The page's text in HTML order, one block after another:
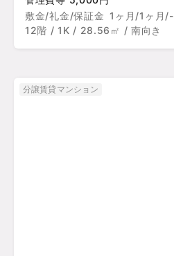
敷金/礼金/保証金 1ヶ月/1ヶ月/-
12階 / 1K / 28.56㎡ / 南向き
分譲賃貸マンション